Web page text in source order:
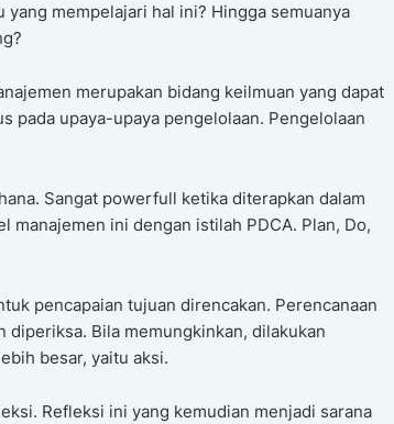
yang mempelajari hal ini? Hingga semuanya
merupakan bidang keilmuan yang dapat
pada upaya-upaya pengelolaan. Pengelolaan
Sangat powerfull ketika diterapkan dalam
manajemen ini dengan istilah PDCA. Plan, Do,
pencapaian tujuan direncakan. Perencanaan
Bila memungkinkan, dilakukan
besar, yaitu aksi.
Refleksi ini yang kemudian menjadi sarana